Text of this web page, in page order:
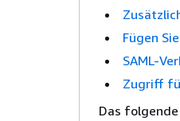
Fügen
SAML-
Zugriff
Das